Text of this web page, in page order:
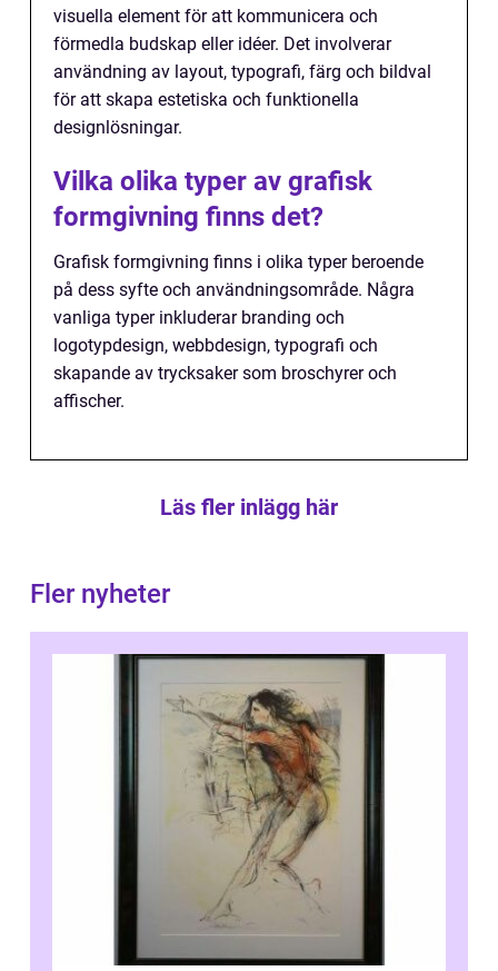
visuella element för att kommunicera och
förmedla budskap eller idéer. Det involverar
användning av layout, typografi, färg och bildval
för att skapa estetiska och funktionella
designlösningar.
Vilka olika typer av grafisk
formgivning finns det?
Grafisk formgivning finns i olika typer beroende
på dess syfte och användningsområde. Några
vanliga typer inkluderar branding och
logotypdesign, webbdesign, typografi och
skapande av trycksaker som broschyrer och
affischer.
Läs fler inlägg här
Fler nyheter